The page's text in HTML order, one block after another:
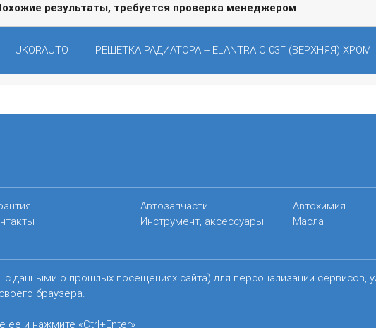
результаты, требуется проверка менеджером
UKORAUTO РЕШЕТКА РАДИАТОРА -- ELANTRA C 03Г (ВЕРХНЯЯ) ХРОМ
Автозапчасти
Инструмент, аксессуары
Автохимия
Масла
с данными о прошлых посещениях сайта) для персонализации сервисов,
браузера.
ее и нажмите «Ctrl+Enter»